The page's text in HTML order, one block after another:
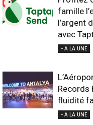
famille
l’argent
avec
- A LA UNE
Records
fluidité
- A LA UNE